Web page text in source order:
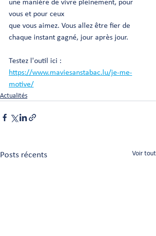
une manière de vivre pleinement, pour
vous et pour ceux
que vous aimez. Vous allez être fier de
chaque instant gagné, jour après jour.
Testez l'outil ici :
https://www.maviesanstabac.lu/je-me-
motive/
Actualités
Posts récents Voir tout